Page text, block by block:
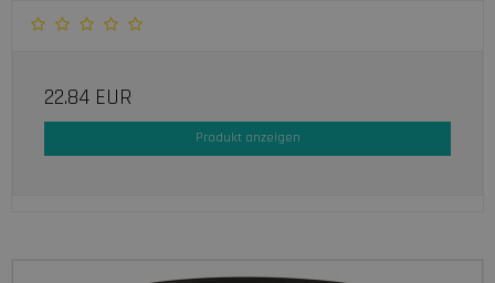
22.84 EUR
Produkt anzeigen